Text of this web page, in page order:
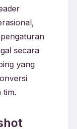
secara
yang
tim.